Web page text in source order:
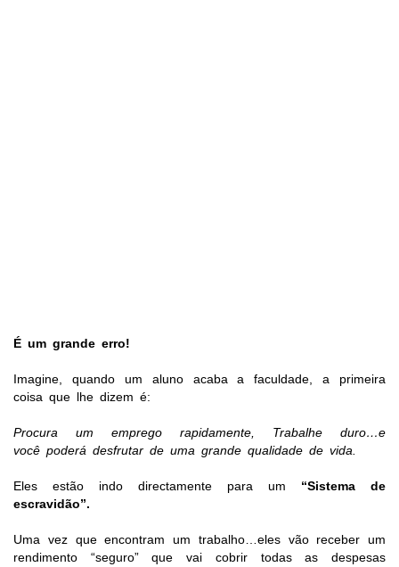
É um grande erro!
Imagine, quando um aluno acaba a faculdade, a primeira
coisa que lhe dizem é:
Procura um emprego rapidamente, Trabalhe duro…e
você poderá desfrutar de uma grande qualidade de vida.
Eles estão indo directamente para um “Sistema de
escravidão”.
Uma vez que encontram um trabalho…eles vão receber um
rendimento “seguro” que vai cobrir todas as despesas